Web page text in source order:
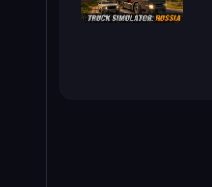
Truck Simulator: Russia